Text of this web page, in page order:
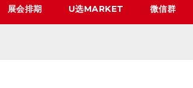
展会排期 U选MARKET 微信群